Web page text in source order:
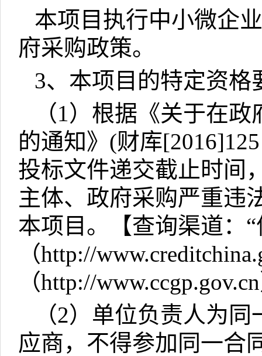
本项目执行中小微企
府采购政策。
3、本项目的特定资格
（1）根据《关于在
的通知》 (财库
投标文件递交截止时间
主体、政府采购严重违
本项目。【查询渠道：
（http://
（http://www.ccgp.gov.cn
（2）单位负责人为
应商，不得参加同一合